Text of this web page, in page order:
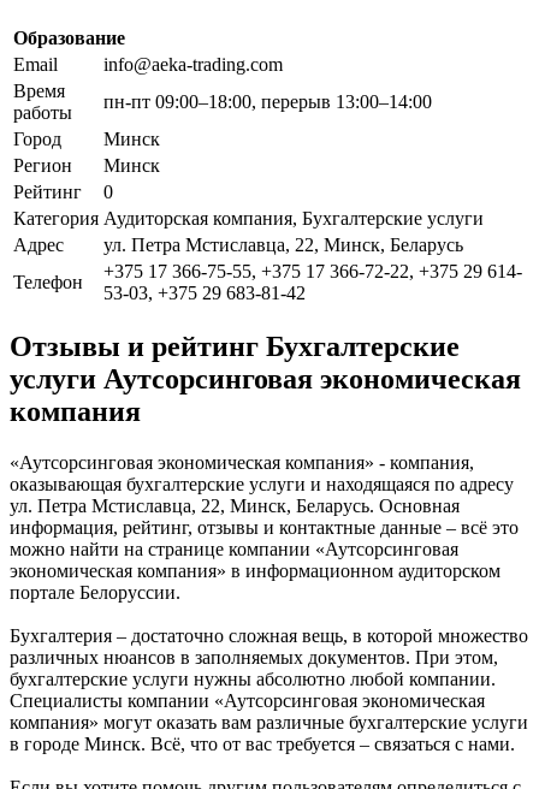
Образование
Email
info@aeka-trading.com
Время
работы
пн-пт 09:00–18:00, перерыв 13:00–14:00
Город
Минск
Регион
Минск
Рейтинг
0
Категория Аудиторская компания, Бухгалтерские услуги
Адрес
ул. Петра Мстиславца, 22, Минск, Беларусь
Телефон
+375 17 366-75-55, +375 17 366-72-22, +375 29 614-
53-03, +375 29 683-81-42
Отзывы и рейтинг Бухгалтерские
услуги Аутсорсинговая экономическая
компания
«Аутсорсинговая экономическая компания» - компания,
оказывающая бухгалтерские услуги и находящаяся по адресу
ул. Петра Мстиславца, 22, Минск, Беларусь. Основная
информация, рейтинг, отзывы и контактные данные – всё это
можно найти на странице компании «Аутсорсинговая
экономическая компания» в информационном аудиторском
портале Белоруссии.
Бухгалтерия – достаточно сложная вещь, в которой множество
различных нюансов в заполняемых документов. При этом,
бухгалтерские услуги нужны абсолютно любой компании.
Специалисты компании «Аутсорсинговая экономическая
компания» могут оказать вам различные бухгалтерские услуги
в городе Минск. Всё, что от вас требуется – связаться с нами.